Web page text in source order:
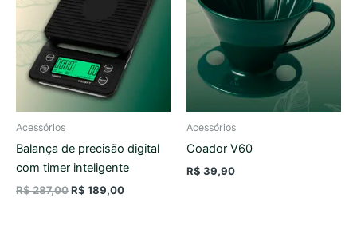
Acessórios
Balança de precisão digital
com timer inteligente
R$287,00
era:
R$ 287,00.
R$ 189,00
é:
R$ 189,00.
Acessórios
Coador V60
R$ 39,90